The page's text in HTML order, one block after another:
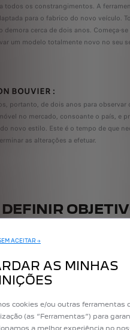
todos os constrangimentos. A
para o fabrico do novo veículo.
demora cerca de dois anos. Começa-
um modelo totalmente novo no seu
BOUVIER :
portanto, de dois anos para observar
no mercado, consoante o país, e
novo estilo. Este é o tempo de que
as alterações a efetuar.
DEFINIR
ACEITAR →
AS MINHAS
cookies e/ou outras ferramentas
(as “Ferramentas”) para
a melhor experiência no